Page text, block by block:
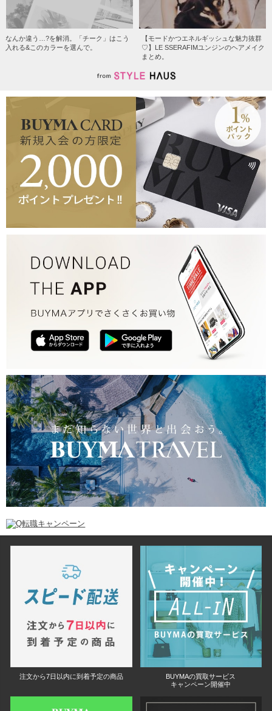
なんか違う…?を解消。「チーク」はこう
入れる&このカラーを選んで。
【モードかつエネルギッシュな魅力抜群
♡】LE SSERAFIMユンジンのヘアメイク
まとめ。
注文から7日以内に到着予定の商品
BUYMAの買取サービス
キャンペーン開催中